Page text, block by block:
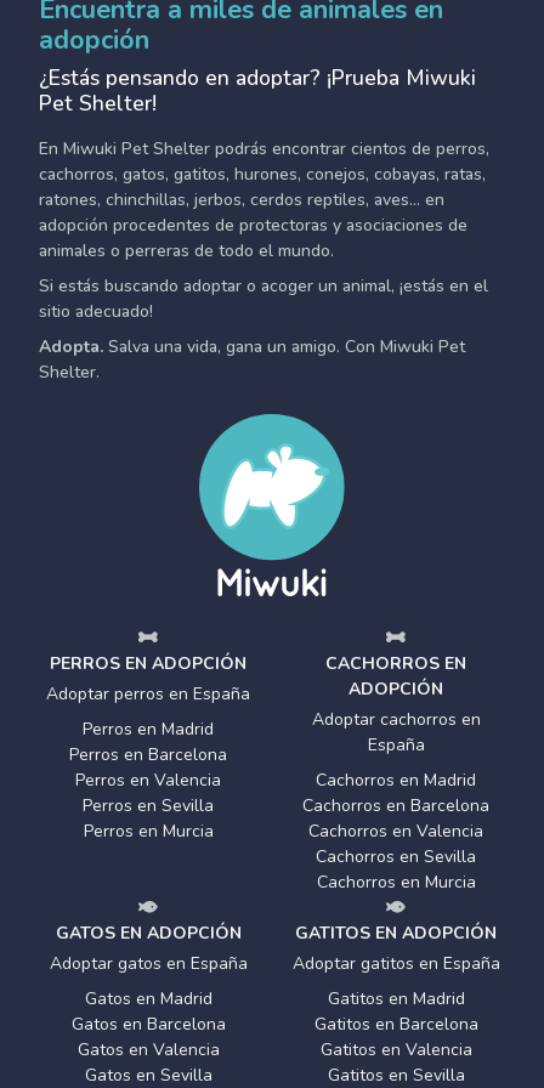
Encuentra a miles de animales en
adopción
¿Estás pensando en adoptar? ¡Prueba Miwuki
Pet Shelter!
En Miwuki Pet Shelter podrás encontrar cientos de perros,
cachorros, gatos, gatitos, hurones, conejos, cobayas, ratas,
ratones, chinchillas, jerbos, cerdos reptiles, aves... en
adopción procedentes de protectoras y asociaciones de
animales o perreras de todo el mundo.
Si estás buscando adoptar o acoger un animal, ¡estás en el
sitio adecuado!
Adopta. Salva una vida, gana un amigo. Con Miwuki Pet
Shelter.
PERROS EN ADOPCIÓN
Adoptar perros en España
Perros en Madrid
Perros en Barcelona
Perros en Valencia
Perros en Sevilla
Perros en Murcia
CACHORROS EN
ADOPCIÓN
Adoptar cachorros en
España
Cachorros en Madrid
Cachorros en Barcelona
Cachorros en Valencia
Cachorros en Sevilla
Cachorros en Murcia
GATOS EN ADOPCIÓN
Adoptar gatos en España
Gatos en Madrid
Gatos en Barcelona
Gatos en Valencia
Gatos en Sevilla
GATITOS EN ADOPCIÓN
Adoptar gatitos en España
Gatitos en Madrid
Gatitos en Barcelona
Gatitos en Valencia
Gatitos en Sevilla